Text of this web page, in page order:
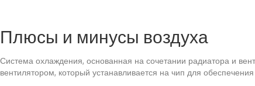
Плюсы и минусы воздуха
Система охлаждения, основанная на сочетании радиатора и
вентилятором, который устанавливается на чип для